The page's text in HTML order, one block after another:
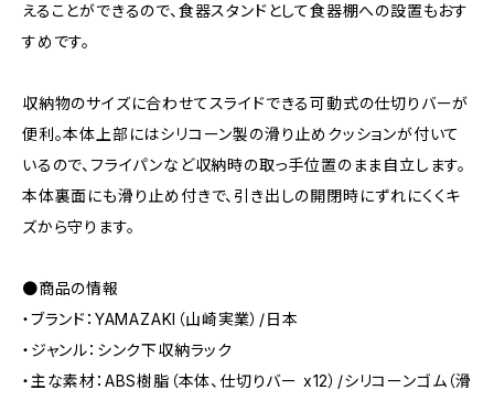
えることができるので、食器スタンドとして食器棚への設置もおす
すめです。
収納物のサイズに合わせてスライドできる可動式の仕切りバーが
便利。本体上部にはシリコーン製の滑り止めクッションが付いて
いるので、フライパンなど収納時の取っ手位置のまま自立します。
本体裏面にも滑り止め付きで、引き出しの開閉時にずれにくくキ
ズから守ります。
●商品の情報
・ブランド：YAMAZAKI（山崎実業）/日本
・ジャンル：シンク下収納ラック
・主な素材：ABS樹脂（本体、仕切りバー x12）/シリコーンゴム（滑